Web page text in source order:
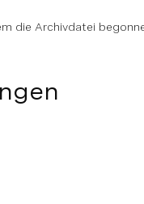
die Archivdatei